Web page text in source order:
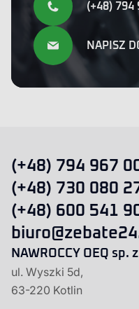
(+48) 794
NAPISZ
(+48) 794 967
(+48) 730 080
(+48) 600 541
NAWROCCY OEQ sp.
ul. Wyszki 5d,
63-220 Kotlin